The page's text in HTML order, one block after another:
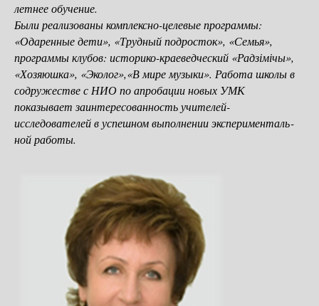
летнее обучение.
Были реализованы комплексно-­целевые программы:
«Одаренные дети», «Труд­ный подросток», «Семья»,
программы клубов: историко-краеведческий «Радзімічы»,
«Хозя­юшка», «Эколог»,«В мире музыки». Работа школы в
содружестве с НИО по апробации новых УМК
показывает заинтересованность учителей-
исследователей в успешном выполнении эксперименталь­
ной работы.